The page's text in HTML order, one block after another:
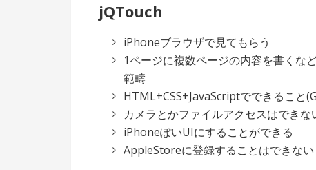
jQTouch
iPhoneブラウザで見てもらう
1ページに複数ページの内容を書くな
範疇
HTML+CSS+JavaScriptでできること
カメラとかファイルアクセスはできな
iPhoneぽいUIにすることができる
AppleStoreに登録することはできない